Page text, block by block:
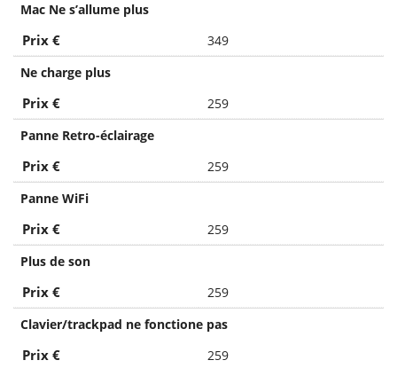
Mac Ne s’allume plus
Prix €
349
Ne charge plus
Prix €
259
Panne Retro-éclairage
Prix €
259
Panne WiFi
Prix €
259
Plus de son
Prix €
259
Clavier/trackpad ne fonctione pas
Prix € 259